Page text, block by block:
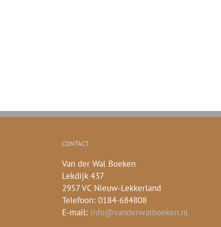
CONTACT
Van der Wal Boeken
Lekdijk 437
2957 VC Nieuw-Lekkerland
Telefoon: 0184-684808
E-mail: info@vanderwalboeken.nl